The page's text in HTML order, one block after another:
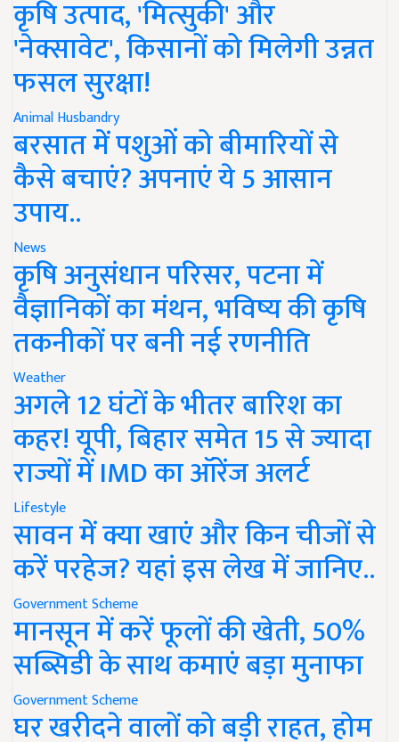
कृषि उत्पाद, 'मित्सुकी' और
'नेक्सावेट', किसानों को मिलेगी उन्नत
फसल सुरक्षा!
Animal Husbandry
बरसात में पशुओं को बीमारियों से
कैसे बचाएं? अपनाएं ये 5 आसान
उपाय..
News
कृषि अनुसंधान परिसर, पटना में
वैज्ञानिकों का मंथन, भविष्य की कृषि
तकनीकों पर बनी नई रणनीति
Weather
अगले 12 घंटों के भीतर बारिश का
कहर! यूपी, बिहार समेत 15 से ज्यादा
राज्यों में IMD का ऑरेंज अलर्ट
Lifestyle
सावन में क्या खाएं और किन चीजों से
करें परहेज? यहां इस लेख में जानिए..
Government Scheme
मानसून में करें फूलों की खेती, 50%
सब्सिडी के साथ कमाएं बड़ा मुनाफा
Government Scheme
घर खरीदने वालों को बड़ी राहत, होम